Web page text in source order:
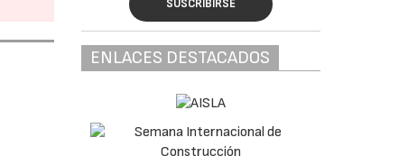
SUSCRIBIRSE
ENLACES DESTACADOS